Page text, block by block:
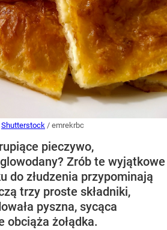
Shutterstock / emrekrbc
pieczywo,
Zrób te wyjątkowe
do złudzenia przypominają
trzy proste składniki,
pyszna, sycąca
obciąża żołądka.